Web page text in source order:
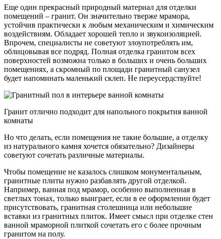
Еще один прекрасный природный материал для отделки
помещений – гранит. Он значительно тверже мрамора,
устойчив практически к любым механическим и химическим
воздействиям. Обладает хорошей тепло и звукоизоляцией.
Впрочем, специалисты не советуют злоупотреблять им,
облицовывая все подряд. Полная отделка гранитом всех
поверхностей возможна только в больших и очень больших
помещениях, а скромный по площади гранитный санузел
будет напоминать маленький склеп. Не переусердствуйте!
Гранит отлично подходит для напольного покрытия ванной
комнаты
Но что делать, если помещения не такие большие, а отделку
из натурального камня хочется обязательно? Дизайнеры
советуют сочетать различные материалы.
Чтобы помещение не казалось слишком монументальным,
гранитные плиты нужно разбавлять другой отделкой.
Например, ванная под мрамор, особенно выполненная в
светлых тонах, только выиграет, если в ее оформлении будет
присутствовать, гранитная столешница или небольшие
вставки из гранитных плиток. Имеет смысл при отделке стен
ванной мраморной плиткой сочетать его с более прочным
гранитом на полу.